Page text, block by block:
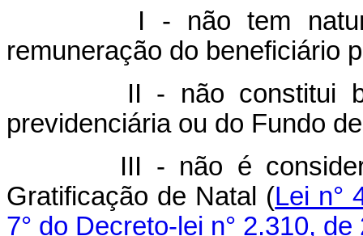
I - não tem natureza
remuneração do beneficiário
II - não constitui base
previdenciária ou do Fundo
III - não é
Gratificação de Natal (Lei n°
7° do Decreto-lei n° 2.310,